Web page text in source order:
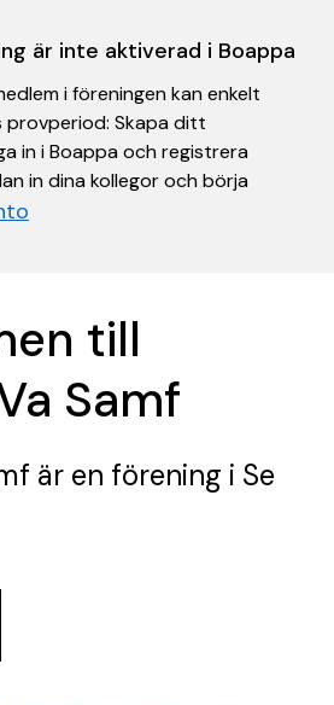
är inte aktiverad i Boappa
i föreningen kan enkelt
Skapa ditt
in i Boappa och registrera
in dina kollegor och börja
till
Samf
är en förening i Se